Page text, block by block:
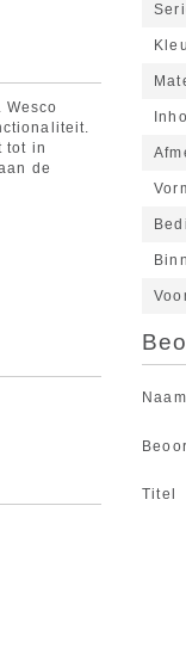
tot in
de
Naam
Titel